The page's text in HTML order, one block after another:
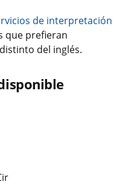
de interpretación
que prefieran
del inglés.